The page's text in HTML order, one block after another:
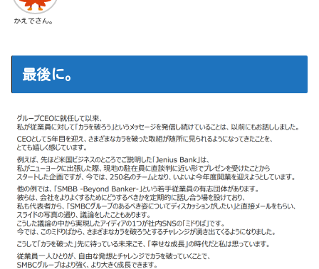
かえでさん。
最後に。